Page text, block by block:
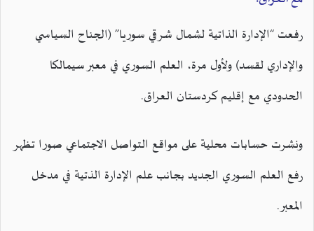
رفعت “الإدارة الذاتية لشمال شرقي سوريا” (الجناح السياسي
والإداري لقسد) ولأول مرة، العلم السوري في معبر سيمالكا
الحدودي مع إقليم كردستان العراق.
ونشرت حسابات محلية على مواقع التواصل الاجتماعي صورا تظهر
رفع العلم السوري الجديد بجانب علم الإدارة الذتية في مدخل
المعبر.